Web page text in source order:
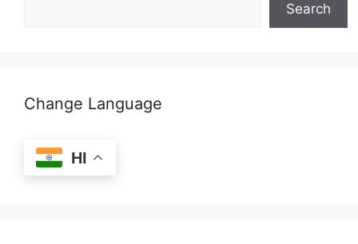
Search
Change Language
HI